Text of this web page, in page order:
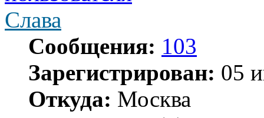
Слава
Сообщения: 103
Зарегистрирован: 05
Откуда: Москва